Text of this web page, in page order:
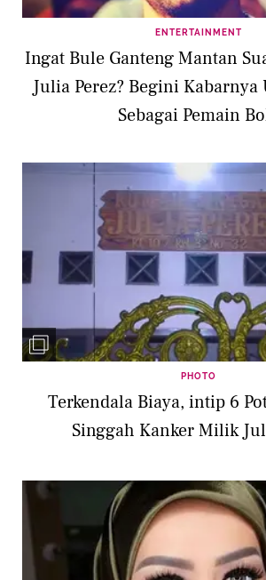
ENTERTAINMENT
Ingat Bule Ganteng Mantan
Julia Perez? Begini Kabarnya
Sebagai Pemain
PHOTO
Terkendala Biaya, intip 6
Singgah Kanker Milik